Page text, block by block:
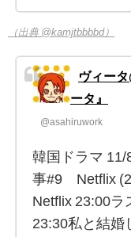
（出典 @kamjtbbbbd）
ヴィー
ータ』
@asahiruwork
韓国ドラマ
事#9 Netflix
Netflix 23:00
23:30私と結